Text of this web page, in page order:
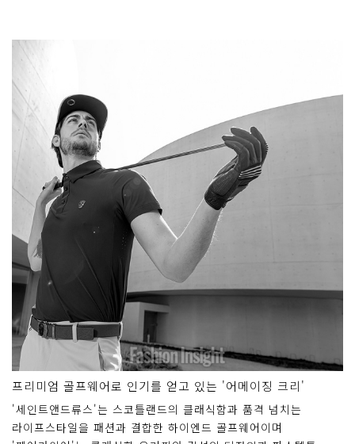
프리미엄 골프웨어로 인기를 얻고 있는 '어메이징 크리'
'세인트앤드류스'는 스코틀랜드의 클래식함과 품격 넘치는
라이프스타일을 패션과 결합한 하이엔드 골프웨어이며